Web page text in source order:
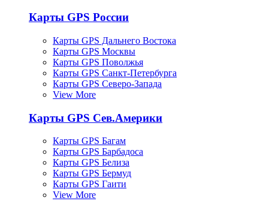
Карты GPS России
Карты GPS Дальнего Востока
Карты GPS Москвы
Карты GPS Поволжья
Карты GPS Санкт-Петербурга
Карты GPS Северо-Запада
View More
Карты GPS Сев.Америки
Карты GPS Багам
Карты GPS Барбадоса
Карты GPS Белиза
Карты GPS Бермуд
Карты GPS Гаити
View More